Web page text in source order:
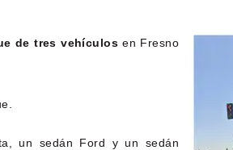
de tres vehículos en Fresno
un sedán Ford y un sedán